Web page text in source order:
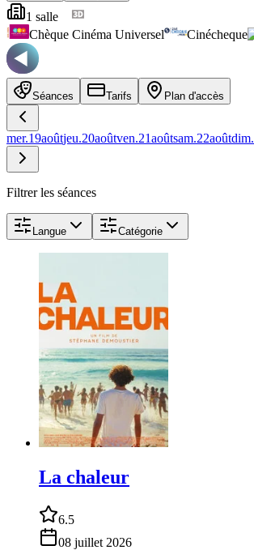
1 salle
Chèque Cinéma Universel
Cinécheque
Séances Tarifs Plan d'accès
mer.19aoûtjeu.20aoûtven.21aoûtsam.22aoûtdim.
Filtrer les séances
Langue Catégorie
La chaleur
6.5
08 juillet 2026